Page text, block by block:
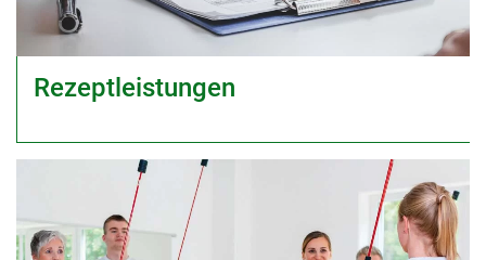
Rezeptleistungen